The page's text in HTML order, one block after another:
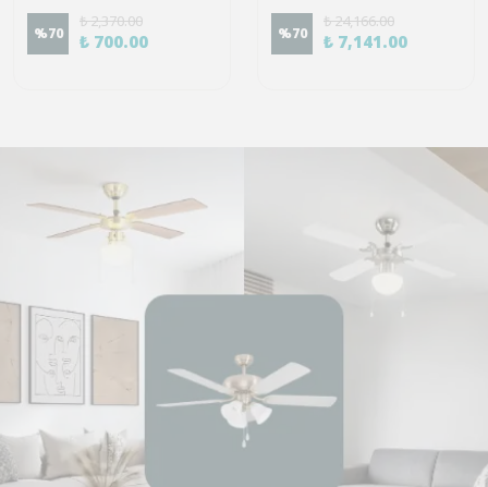
%70
₺ 2,370.00
₺ 700.00 %70
₺ 24,166.00
₺ 7,141.00